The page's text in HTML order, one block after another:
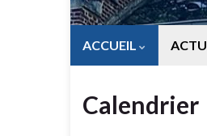
ACCUEIL
Calendrier